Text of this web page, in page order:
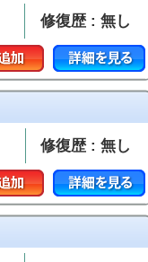
修復歴 : 無し
修復歴 : 無し